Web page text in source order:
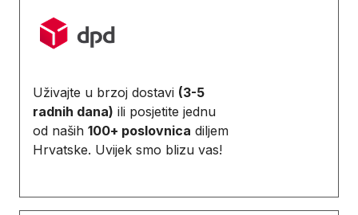
Uživajte u brzoj dostavi (3-5
radnih dana) ili posjetite jednu
od naših 100+ poslovnica diljem
Hrvatske. Uvijek smo blizu vas!